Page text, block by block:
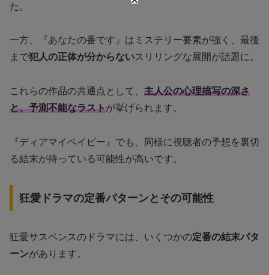
た。
一方、『あなたの番です』はミステリー要素が強く、最後
まで犯人の正体が分からないスリリングな展開が話題に。
これらの作品の共通点として、 主人公の心理描写の深さ
と、予測不能なラストが挙げられます。
『ディアマイベイビー』でも、同様に視聴者の予想を裏切
る結末が待っている可能性が高いです。
狂愛ドラマの定番パターンとその可能性
狂愛サスペンスのドラマには、いくつかの定番の結末パタ
ーンがあります。